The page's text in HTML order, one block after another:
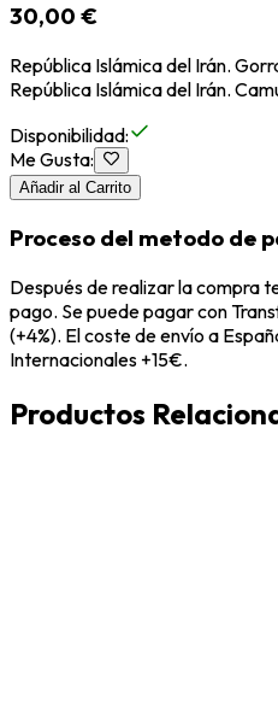
30,00 €
República Islámica del Irán.
República Islámica del Irán.
Disponibilidad:
Me Gusta:
Añadir al Carrito
Proceso del metodo de
Después de realizar la compra
pago. Se puede pagar con
(+4%). El coste de envío a
Internacionales +15€.
Productos